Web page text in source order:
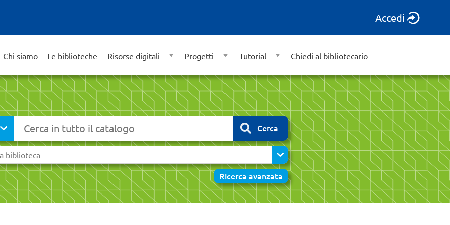
Accedi
Chi siamo Le biblioteche Risorse digitali Progetti Tutorial Chiedi al bibliotecario
Cerca
Ricerca avanzata